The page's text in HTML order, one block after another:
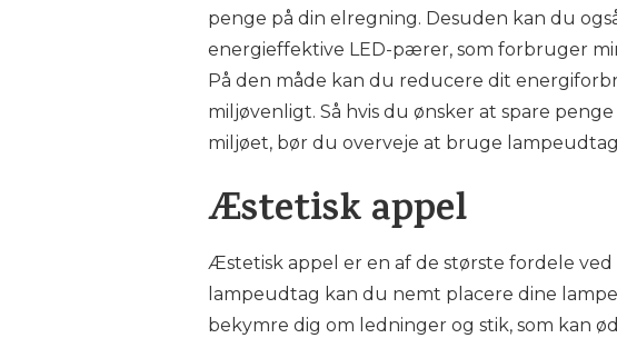
penge på din elregning. Desuden kan du
energieffektive LED-pærer, som forbruger
På den måde kan du reducere dit
miljøvenligt. Så hvis du ønsker at spare
miljøet, bør du overveje at bruge
Æstetisk appel
Æstetisk appel er en af de største fordele
lampeudtag kan du nemt placere dine
bekymre dig om ledninger og stik, som kan